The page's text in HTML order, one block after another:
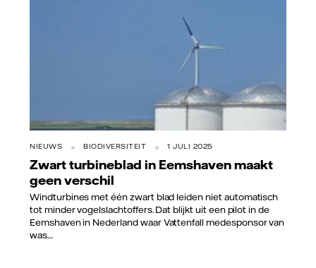
NIEUWS BIODIVERSITEIT 1 JULI 2025
Zwart turbineblad in Eemshaven maakt
geen verschil
Windturbines met één zwart blad leiden niet automatisch
tot minder vogelslachtoffers. Dat blijkt uit een pilot in de
Eemshaven in Nederland waar Vattenfall medesponsor van
was....